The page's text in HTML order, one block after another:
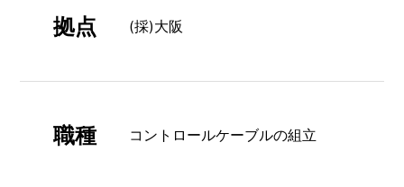
拠点 (採)大阪
職種 コントロールケーブルの組立